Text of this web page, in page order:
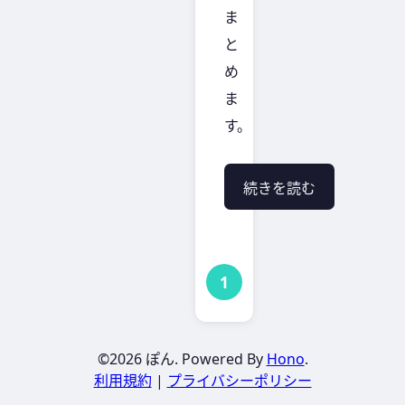
ま
と
め
ま
す。
続きを読む
1
©2026ぽん. Powered By Hono.
利用規約 | プライバシーポリシー